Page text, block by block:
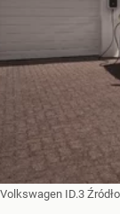
Volkswagen ID.3